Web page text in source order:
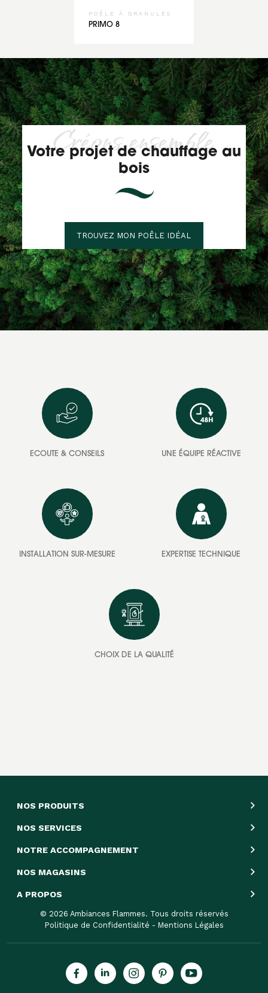
POÊLE À GRANULÉS
PRIMO 8
Créons ensemble
Votre projet de chauffage au
bois
TROUVEZ MON POÊLE IDÉAL
ECOUTE & CONSEILS UNE ÉQUIPE RÉACTIVE
INSTALLATION SUR-MESURE EXPERTISE TECHNIQUE
CHOIX DE LA QUALITÉ
NOS PRODUITS
NOS SERVICES
NOTRE ACCOMPAGNEMENT
NOS MAGASINS
A PROPOS
© 2026 Ambiances Flammes. Tous droits réservés
Politique de Confidentialité - Mentions Légales